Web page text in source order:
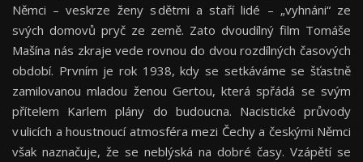
Němci – veskrze ženy s dětmi a staří lidé – „vyhnáni“ ze
svých domovů pryč ze země. Zato dvoudílný film Tomáše
Mašína nás zkraje vede rovnou do dvou rozdílných časových
období. Prvním je rok 1938, kdy se setkáváme se šťastně
zamilovanou mladou ženou Gertou, která spřádá se svým
přítelem Karlem plány do budoucna. Nacistické průvody
v ulicích a houstnoucí atmosféra mezi Čechy a českými Němci
však naznačuje, že se neblýská na dobré časy. Vzápětí se